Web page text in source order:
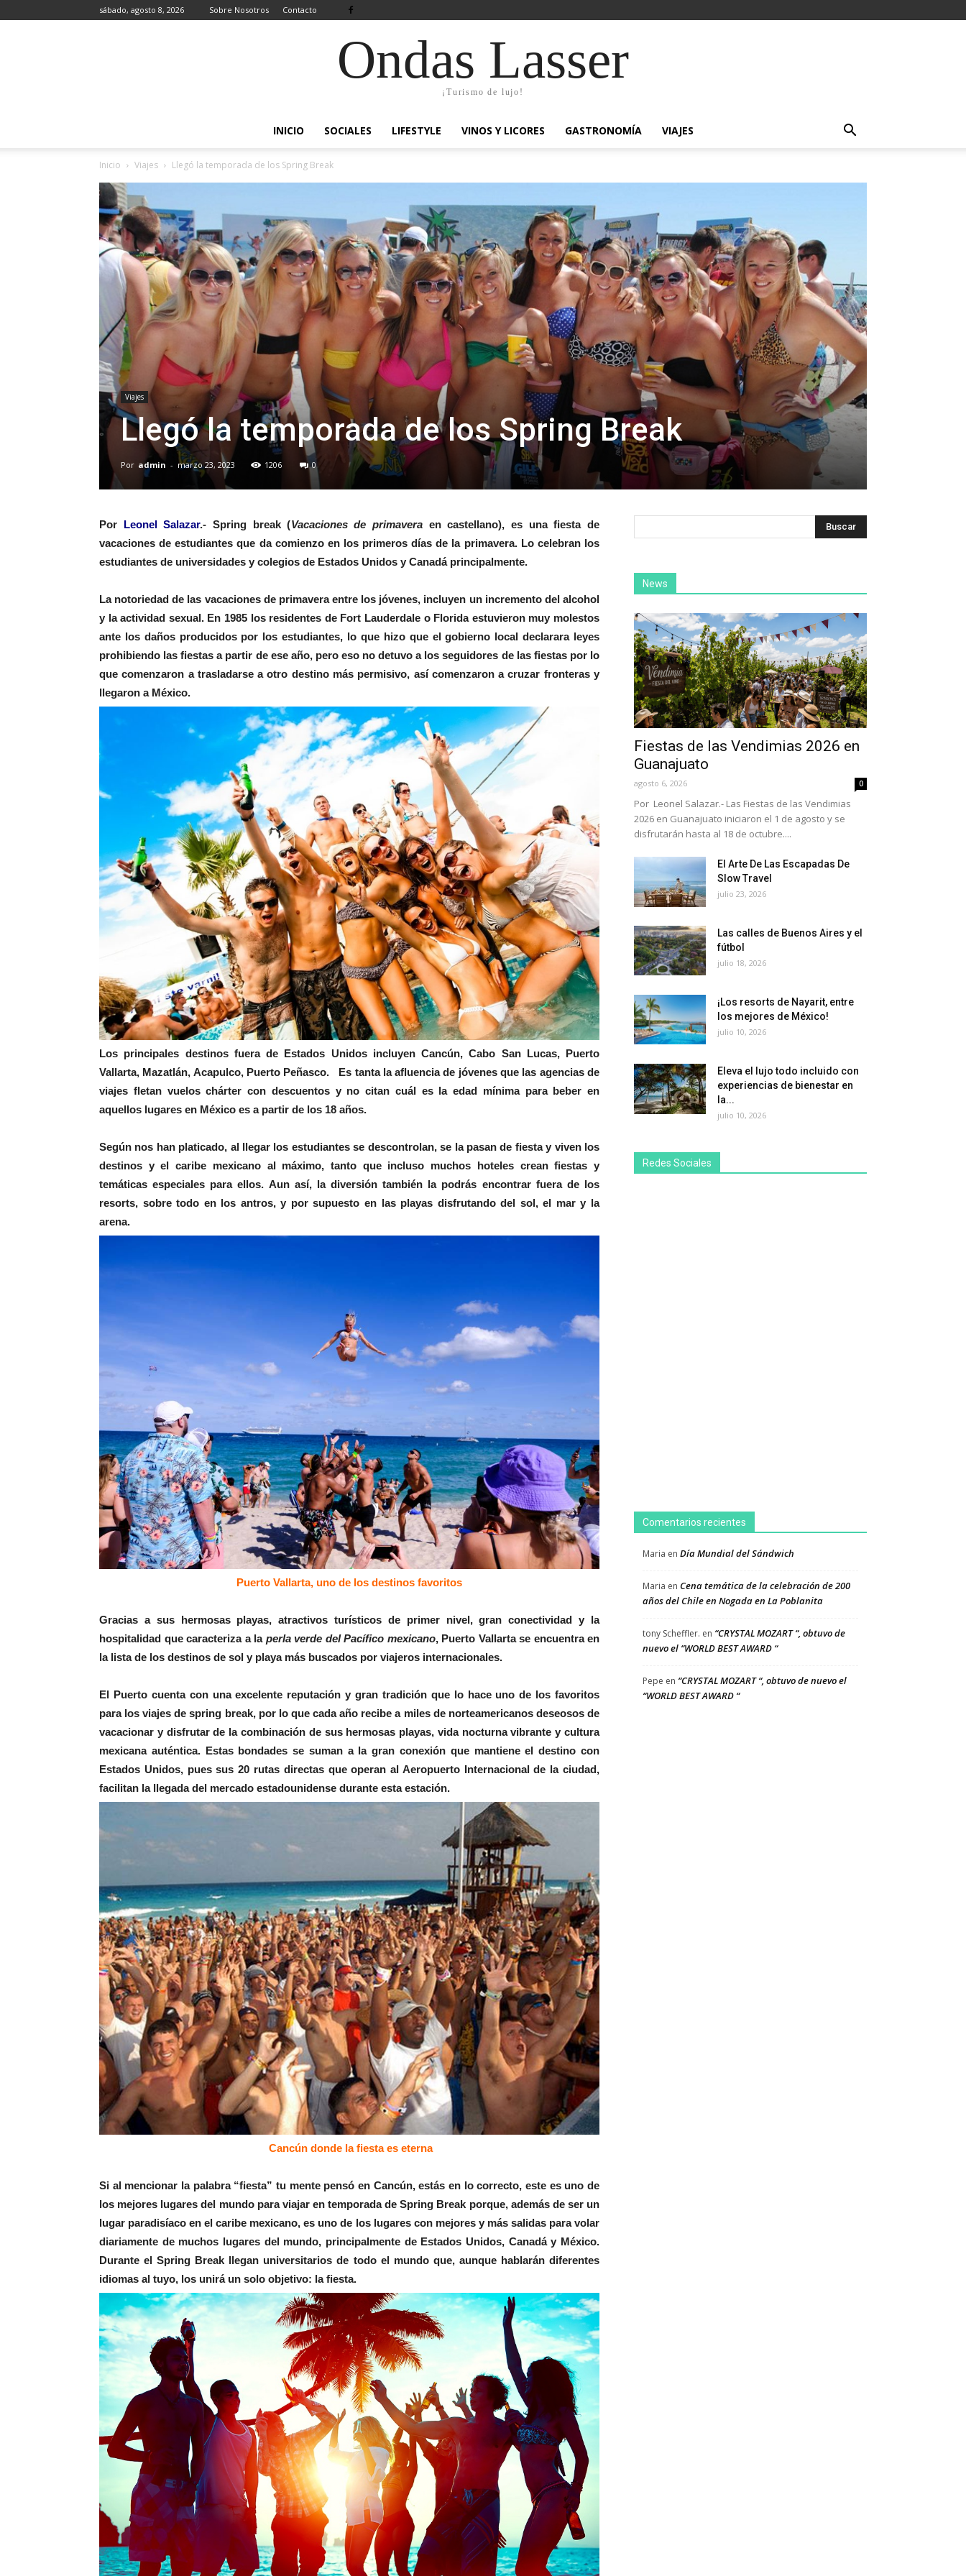
sábado, agosto 8, 2026 Sobre Nosotros Contacto
Ondas Lasser
¡Turismo de lujo!
INICIO SOCIALES LIFESTYLE VINOS Y LICORES GASTRONOMÍA VIAJES
Inicio Viajes Llegó la temporada de los Spring Break
Viajes
Llegó la temporada de los Spring Break
Por admin - marzo 23, 2023 1206 0
Por Leonel Salazar.- Spring break(Vacaciones de primaveraen castellano), es una fiesta de
vacaciones de estudiantes que da comienzo en los primeros días de la primavera. Lo celebran los
estudiantes de universidades y colegios de Estados Unidos y Canadá principalmente.
La notoriedad de las vacaciones de primavera entre los jóvenes, incluyen un incremento del alcohol
y la actividad sexual. En 1985 los residentes de Fort Lauderdale o Florida estuvieron muy molestos
ante los daños producidos por los estudiantes, lo que hizo que el gobierno local declarara leyes
prohibiendo las fiestas a partir de ese año, pero eso no detuvo a los seguidores de las fiestas por lo
que comenzaron a trasladarse a otro destino más permisivo, así comenzaron a cruzar fronteras y
llegaron a México.
Los principales destinos fuera de Estados Unidos incluyen Cancún, Cabo San Lucas, Puerto
Vallarta, Mazatlán, Acapulco, Puerto Peñasco. Es tanta la afluencia de jóvenes que las agencias de
viajes fletan vuelos chárter con descuentos y no citan cuál es la edad mínima para beber en
aquellos lugares en México es a partir de los 18 años. ​
Según nos han platicado, al llegar los estudiantes se descontrolan, se la pasan de fiesta y viven los
destinos y el caribe mexicano al máximo, tanto que incluso muchos hoteles crean fiestas y
temáticas especiales para ellos. Aun así, la diversión también la podrás encontrar fuera de los
resorts, sobre todo en los antros, y por supuesto en las playas disfrutando del sol, el mar y la
arena.
Puerto Vallarta, uno de los destinos favoritos
Gracias a sus hermosas playas, atractivos turísticos de primer nivel, gran conectividad y la
hospitalidad que caracteriza a la perla verde del Pacífico mexicano, Puerto Vallarta se encuentra en
la lista de los destinos de sol y playa más buscados por viajeros internacionales.
El Puerto cuenta con una excelente reputación y gran tradición que lo hace uno de los favoritos
para los viajes de spring break, por lo que cada año recibe a miles de norteamericanos deseosos de
vacacionar y disfrutar de la combinación de sus hermosas playas, vida nocturna vibrante y cultura
mexicana auténtica. Estas bondades se suman a la gran conexión que mantiene el destino con
Estados Unidos, pues sus 20 rutas directas que operan al Aeropuerto Internacional de la ciudad,
facilitan la llegada del mercado estadounidense durante esta estación.
Cancún donde la fiesta es eterna
Si al mencionar la palabra “fiesta” tu mente pensó en Cancún, estás en lo correcto, este es uno de
los mejores lugares del mundo para viajar en temporada de Spring Break porque, además de ser un
lugar paradisíaco en el caribe mexicano, es uno de los lugares con mejores y más salidas para volar
diariamente de muchos lugares del mundo, principalmente de Estados Unidos, Canadá y México.
Durante el Spring Break llegan universitarios de todo el mundo que, aunque hablarán diferentes
idiomas al tuyo, los unirá un solo objetivo: la fiesta.
News
Fiestas de las Vendimias 2026 en
Guanajuato
agosto 6, 2026 0
Por Leonel Salazar.- Las Fiestas de las Vendimias
2026 en Guanajuato iniciaron el 1 de agosto y se
disfrutarán hasta al 18 de octubre....
El Arte De Las Escapadas De
Slow Travel
julio 23, 2026
Las calles de Buenos Aires y el
fútbol
julio 18, 2026
¡Los resorts de Nayarit, entre
los mejores de México!
julio 10, 2026
Eleva el lujo todo incluido con
experiencias de bienestar en
la...
julio 10, 2026
Redes Sociales
Comentarios recientes
Maria en Día Mundial del Sándwich
Maria en Cena temática de la celebración de 200
años del Chile en Nogada en La Poblanita
tony Scheffler. en “CRYSTAL MOZART “, obtuvo de
nuevo el “WORLD BEST AWARD “
Pepe en “CRYSTAL MOZART “, obtuvo de nuevo el
“WORLD BEST AWARD “